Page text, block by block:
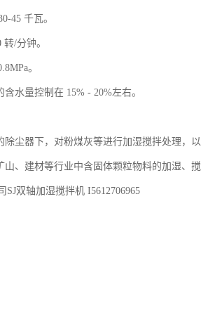
45 千瓦。
/分钟。
。
水量控制在 15% - 20%左右。
尘器下，对粉煤灰等进行加湿搅拌处理，以
、建材等行业中含固体颗粒物料的加湿、搅
双轴加湿搅拌机 I5612706965